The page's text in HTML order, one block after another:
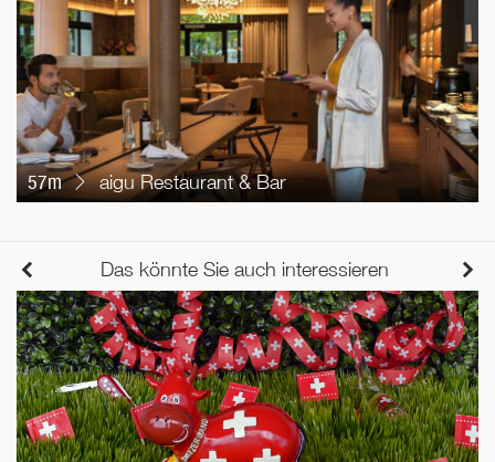
57m aigu Restaurant & Bar
Das könnte Sie auch interessieren